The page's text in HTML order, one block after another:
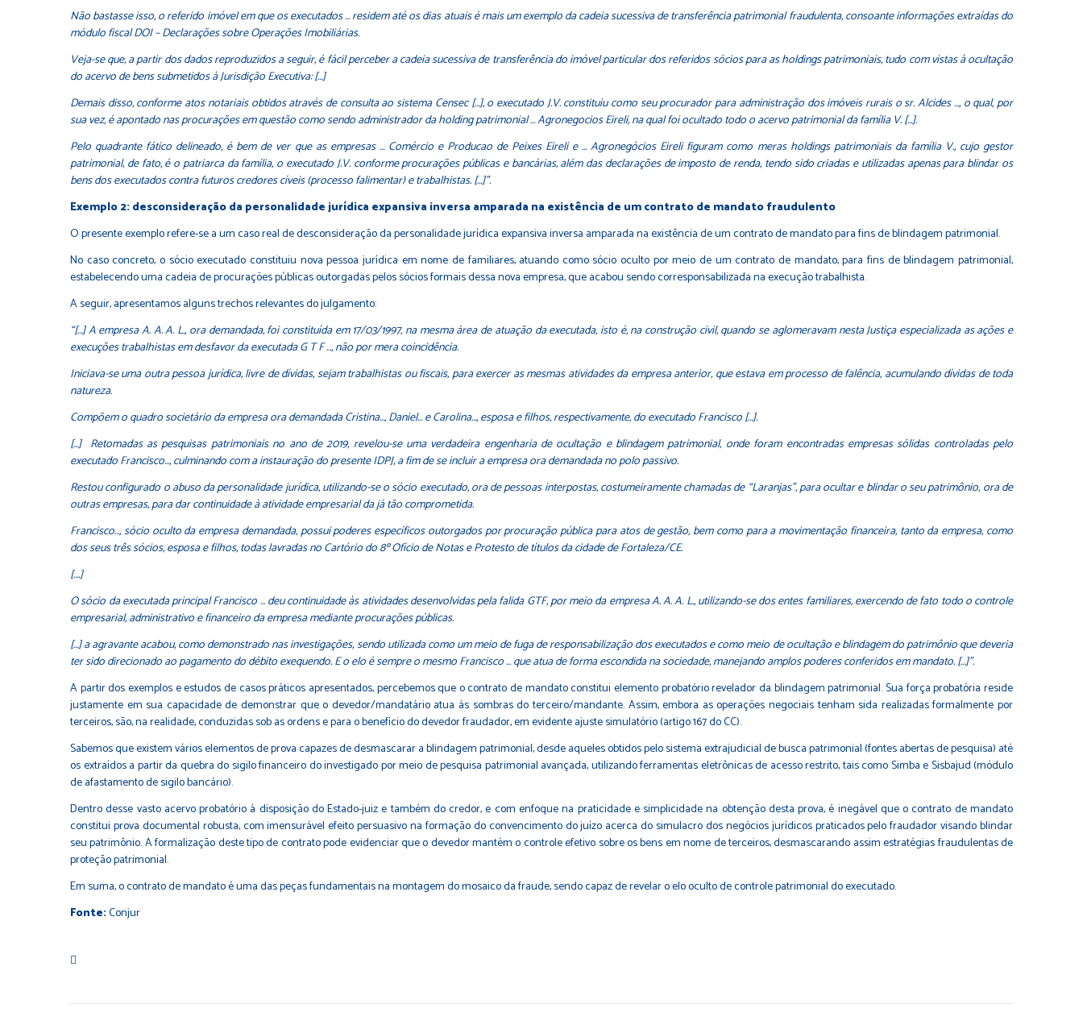
Não bastasse isso, o referido imóvel em que os executados … residem até os dias atuais é mais um exemplo da cadeia sucessiva de transferência patrimonial fraudulenta, consoante informações extraídas do
módulo fiscal DOI – Declarações sobre Operações Imobiliárias.
Veja-se que, a partir dos dados reproduzidos a seguir, é fácil perceber a cadeia sucessiva de transferência do imóvel particular dos referidos sócios para as holdings patrimoniais, tudo com vistas à ocultação
do acervo de bens submetidos à Jurisdição Executiva: […]
Demais disso, conforme atos notariais obtidos através de consulta ao sistema Censec […], o executado J.V. constituiu como seu procurador para administração dos imóveis rurais o sr. Alcides …, o qual, por
sua vez, é apontado nas procurações em questão como sendo administrador da holding patrimonial … Agronegocios Eireli, na qual foi ocultado todo o acervo patrimonial da família V. […].
Pelo quadrante fático delineado, é bem de ver que as empresas … Comércio e Producao de Peixes Eireli e … Agronegócios Eireli figuram como meras holdings patrimoniais da família V., cujo gestor
patrimonial, de fato, é o patriarca da família, o executado J.V. conforme procurações públicas e bancárias, além das declarações de imposto de renda, tendo sido criadas e utilizadas apenas para blindar os
bens dos executados contra futuros credores cíveis (processo falimentar) e trabalhistas. […]”.
Exemplo 2: desconsideração da personalidade jurídica expansiva inversa amparada na existência de um contrato de mandato fraudulento
O presente exemplo refere-se a um caso real de desconsideração da personalidade jurídica expansiva inversa amparada na existência de um contrato de mandato para fins de blindagem patrimonial.
No caso concreto, o sócio executado constituiu nova pessoa jurídica em nome de familiares, atuando como sócio oculto por meio de um contrato de mandato, para fins de blindagem patrimonial,
estabelecendo uma cadeia de procurações públicas outorgadas pelos sócios formais dessa nova empresa, que acabou sendo corresponsabilizada na execução trabalhista.
A seguir, apresentamos alguns trechos relevantes do julgamento:
“[…] A empresa A. A. A. L., ora demandada, foi constituída em 17/03/1997, na mesma área de atuação da executada, isto é, na construção civil, quando se aglomeravam nesta Justiça especializada as ações e
execuções trabalhistas em desfavor da executada G T F …, não por mera coincidência.
Iniciava-se uma outra pessoa jurídica, livre de dívidas, sejam trabalhistas ou fiscais, para exercer as mesmas atividades da empresa anterior, que estava em processo de falência, acumulando dívidas de toda
natureza.
Compõem o quadro societário da empresa ora demandada Cristina…, Daniel… e Carolina…, esposa e filhos, respectivamente, do executado Francisco […].
[…] Retomadas as pesquisas patrimoniais no ano de 2019, revelou-se uma verdadeira engenharia de ocultação e blindagem patrimonial, onde foram encontradas empresas sólidas controladas pelo
executado Francisco…, culminando com a instauração do presente IDPJ, a fim de se incluir a empresa ora demandada no polo passivo.
Restou configurado o abuso da personalidade jurídica, utilizando-se o sócio executado, ora de pessoas interpostas, costumeiramente chamadas de “Laranjas”, para ocultar e blindar o seu patrimônio, ora de
outras empresas, para dar continuidade à atividade empresarial da já tão comprometida.
Francisco…, sócio oculto da empresa demandada, possui poderes específicos outorgados por procuração pública para atos de gestão, bem como para a movimentação financeira, tanto da empresa, como
dos seus três sócios, esposa e filhos, todas lavradas no Cartório do 8º Ofício de Notas e Protesto de títulos da cidade de Fortaleza/CE.
[….]
O sócio da executada principal Francisco … deu continuidade às atividades desenvolvidas pela falida GTF, por meio da empresa A. A. A. L., utilizando-se dos entes familiares, exercendo de fato todo o controle
empresarial, administrativo e financeiro da empresa mediante procurações públicas.
[…] a agravante acabou, como demonstrado nas investigações, sendo utilizada como um meio de fuga de responsabilização dos executados e como meio de ocultação e blindagem do patrimônio que deveria
ter sido direcionado ao pagamento do débito exequendo. E o elo é sempre o mesmo Francisco … que atua de forma escondida na sociedade, manejando amplos poderes conferidos em mandato. […]”.
A partir dos exemplos e estudos de casos práticos apresentados, percebemos que o contrato de mandato constitui elemento probatório revelador da blindagem patrimonial. Sua força probatória reside
justamente em sua capacidade de demonstrar que o devedor/mandatário atua às sombras do terceiro/mandante. Assim, embora as operações negociais tenham sida realizadas formalmente por
terceiros, são, na realidade, conduzidas sob as ordens e para o benefício do devedor fraudador, em evidente ajuste simulatório (artigo 167 do CC).
Sabemos que existem vários elementos de prova capazes de desmascarar a blindagem patrimonial, desde aqueles obtidos pelo sistema extrajudicial de busca patrimonial (fontes abertas de pesquisa) até
os extraídos a partir da quebra do sigilo financeiro do investigado por meio de pesquisa patrimonial avançada, utilizando ferramentas eletrônicas de acesso restrito, tais como Simba e Sisbajud (módulo
de afastamento de sigilo bancário).
Dentro desse vasto acervo probatório à disposição do Estado-juiz e também do credor, e com enfoque na praticidade e simplicidade na obtenção desta prova, é inegável que o contrato de mandato
constitui prova documental robusta, com imensurável efeito persuasivo na formação do convencimento do juízo acerca do simulacro dos negócios jurídicos praticados pelo fraudador visando blindar
seu patrimônio. A formalização deste tipo de contrato pode evidenciar que o devedor mantém o controle efetivo sobre os bens em nome de terceiros, desmascarando assim estratégias fraudulentas de
proteção patrimonial.
Em suma, o contrato de mandato é uma das peças fundamentais na montagem do mosaico da fraude, sendo capaz de revelar o elo oculto de controle patrimonial do executado.
Fonte:Conjur